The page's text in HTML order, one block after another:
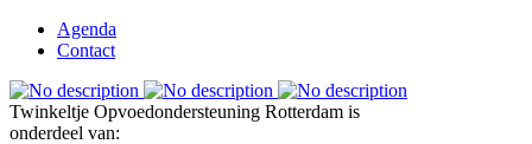
Agenda
Contact
Twinkeltje Opvoedondersteuning Rotterdam is
onderdeel van: